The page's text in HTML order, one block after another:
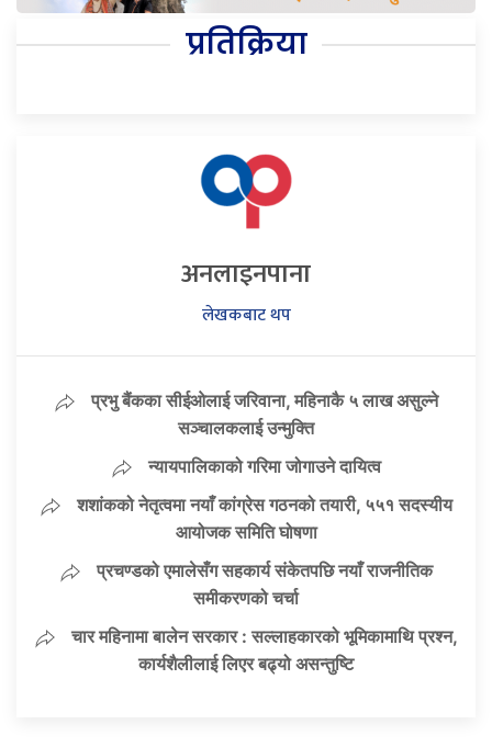
प्रतिक्रिया
अनलाइनपाना
लेखकबाट थप
प्रभु बैंकका सीईओलाई जरिवाना, महिनाकै ५ लाख असुल्ने
सञ्चालकलाई उन्मुक्ति
न्यायपालिकाको गरिमा जोगाउने दायित्व
शशांकको नेतृत्वमा नयाँ कांग्रेस गठनको तयारी, ५५१ सदस्यीय
आयोजक समिति घोषणा
प्रचण्डको एमालेसँग सहकार्य संकेतपछि नयाँ राजनीतिक
समीकरणको चर्चा
चार महिनामा बालेन सरकार : सल्लाहकारको भूमिकामाथि प्रश्न,
कार्यशैलीलाई लिएर बढ्यो असन्तुष्टि